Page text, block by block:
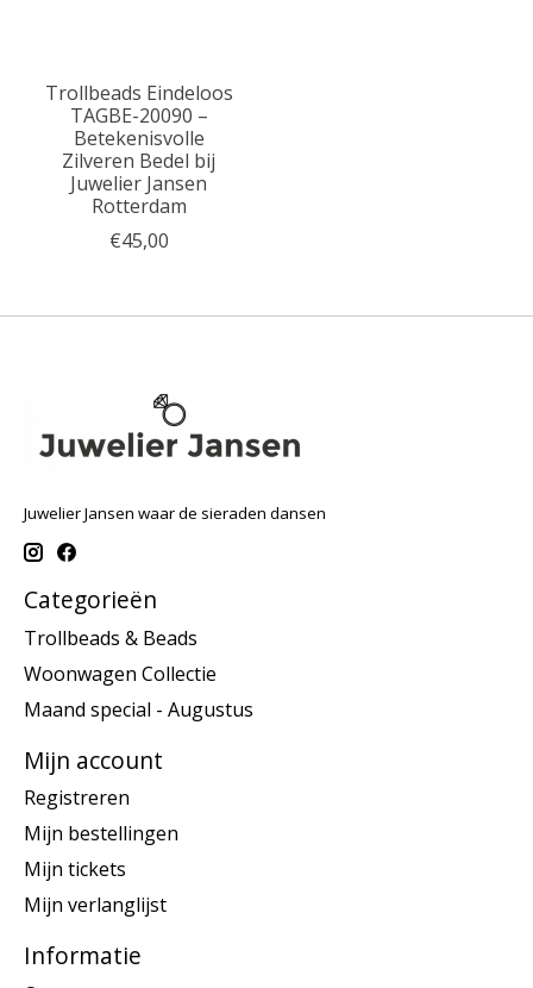
Trollbeads Eindeloos
TAGBE-20090 –
Betekenisvolle
Zilveren Bedel bij
Juwelier Jansen
Rotterdam
€45,00
Juwelier Jansen waar de sieraden dansen
Categorieën
Trollbeads & Beads
Woonwagen Collectie
Maand special - Augustus
Mijn account
Registreren
Mijn bestellingen
Mijn tickets
Mijn verlanglijst
Informatie